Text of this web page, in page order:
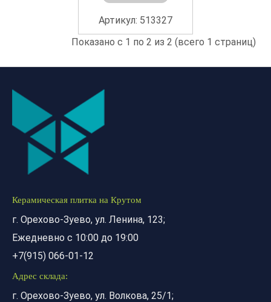
Артикул: 513327
Показано с 1 по 2 из 2 (всего 1 страниц)
Керамическая плитка на Крутом
г. Орехово-Зуево, ул. Ленина, 123;
Ежедневно с 10:00 до 19:00
+7(915) 066-01-12
Адрес склада:
г. Орехово-Зуево, ул. Волкова, 25/1;